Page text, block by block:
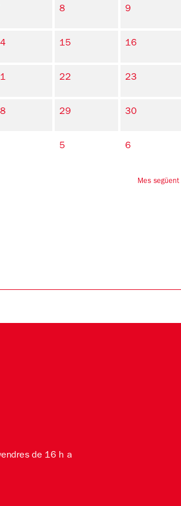
8 9
15 16
22 23
29 30
5 6
Mes següent
de 16 h a